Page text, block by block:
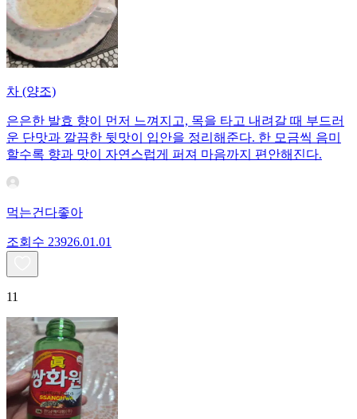
차 (양조)
은은한 발효 향이 먼저 느껴지고, 목을 타고 내려갈 때 부드러
운 단맛과 깔끔한 뒷맛이 입안을 정리해준다. 한 모금씩 음미
할수록 향과 맛이 자연스럽게 퍼져 마음까지 편안해진다.
먹는건다좋아
조회수 23926.01.01
11